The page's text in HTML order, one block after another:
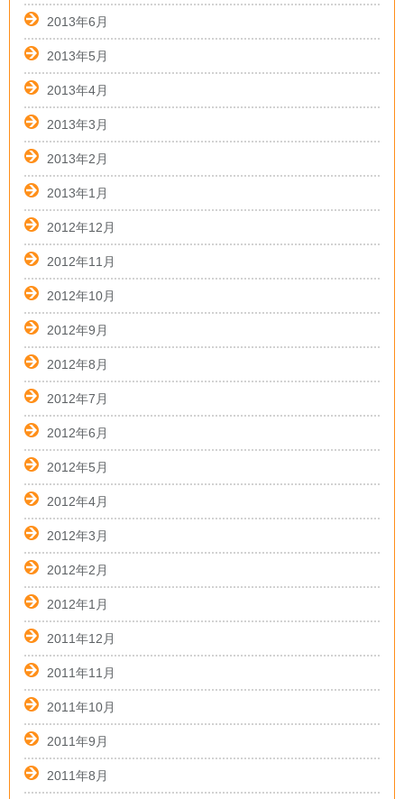
2013年6月
2013年5月
2013年4月
2013年3月
2013年2月
2013年1月
2012年12月
2012年11月
2012年10月
2012年9月
2012年8月
2012年7月
2012年6月
2012年5月
2012年4月
2012年3月
2012年2月
2012年1月
2011年12月
2011年11月
2011年10月
2011年9月
2011年8月